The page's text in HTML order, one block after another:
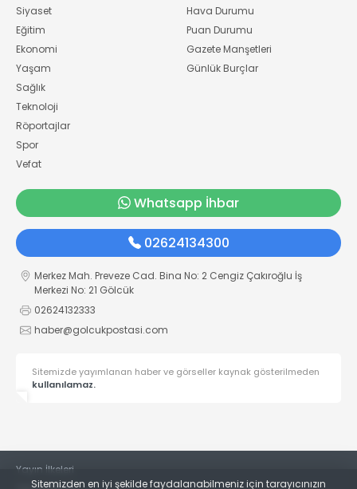
Siyaset
Eğitim
Ekonomi
Yaşam
Sağlık
Teknoloji
Röportajlar
Spor
Vefat
Hava Durumu
Puan Durumu
Gazete Manşetleri
Günlük Burçlar
Whatsapp İhbar
02624134300
Merkez Mah. Preveze Cad. Bina No: 2 Cengiz Çakıroğlu İş
Merkezi No: 21 Gölcük
02624132333
haber@golcukpostasi.com
Sitemizde yayımlanan haber ve görseller kaynak gösterilmeden
kullanılamaz.
Yayın İlkeleri
Sitemizden en iyi şekilde faydalanabilmeniz için tarayıcınızın